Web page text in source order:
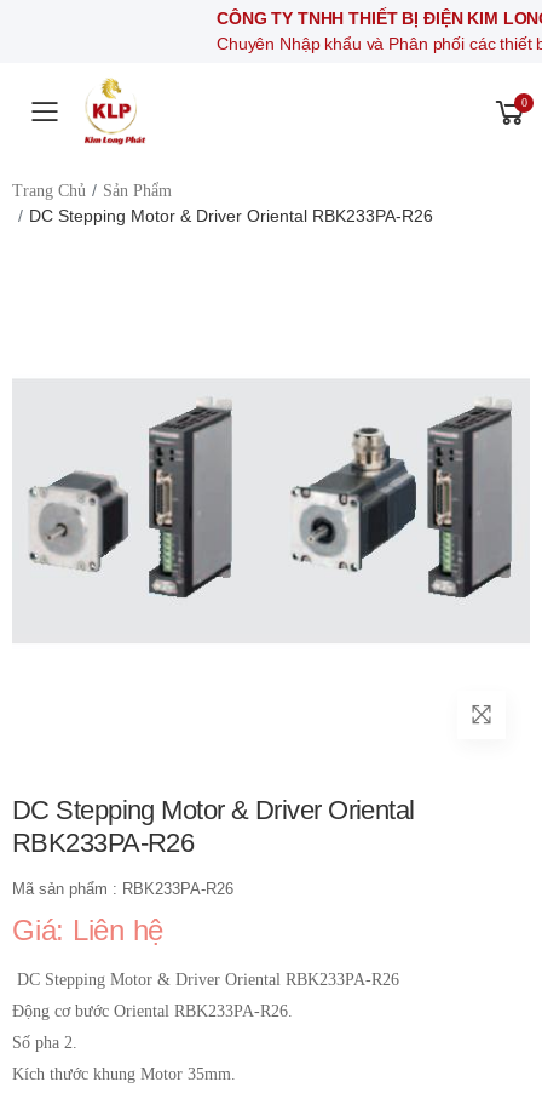
CÔNG TY TNHH THIẾT BỊ ĐIỆN KIM LONG PHÁT
Chuyên Nhập khẩu và Phân phối các thiết bị khí
Toggle mobile menu
0
Trang Chủ Sản Phẩm
DC Stepping Motor & Driver Oriental RBK233PA-R26
DC Stepping Motor & Driver Oriental
RBK233PA-R26
Mã sản phẩm : RBK233PA-R26
Giá: Liên hệ
DC Stepping Motor & Driver Oriental RBK233PA-R26
Động cơ bước Oriental RBK233PA-R26.
Số pha 2.
Kích thước khung Motor 35mm.